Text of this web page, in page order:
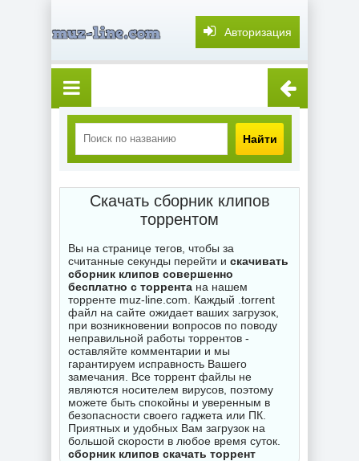
Авторизация
Найти
Скачать сборник клипов
торрентом
Вы на странице тегов, чтобы за
считанные секунды перейти и скачивать
сборник клипов совершенно
бесплатно с торрента на нашем
торренте muz-line.com. Каждый .torrent
файл на сайте ожидает ваших загрузок,
при возникновении вопросов по поводу
неправильной работы торрентов -
оставляйте комментарии и мы
гарантируем исправность Вашего
замечания. Все торрент файлы не
являются носителем вирусов, поэтому
можете быть спокойны и уверенным в
безопасности своего гаджета или ПК.
Приятных и удобных Вам загрузок на
большой скорости в любое время суток.
сборник клипов скачать торрент